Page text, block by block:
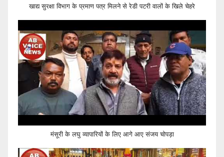
खाद्य सुरक्षा विभाग के प्रमाण पत्र मिलने से रेडी पटरी वालों के खिले चेहरे
मंसूरी के लघु व्यापारियों के लिए आगे आए संजय चोपड़ा